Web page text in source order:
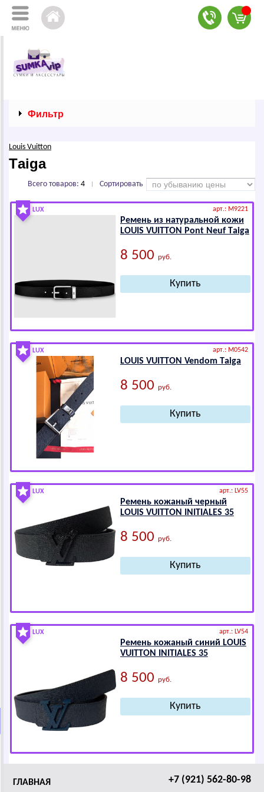
Фильтр
Louis Vuitton
Tаigа
Всего товаров: 4 Сортировать
LUX арт.: M9221
Ремень из натуральной кожи
LОUIS VUIТТОN Pоnt Nеuf Tаigа
8 500 руб.
LUX арт.: M0542
LОUIS VUIТТОN Vendom Tаigа
8 500 руб.
LUX арт.: LV55
Ремень кожаный черный
LОUIS VUIТТОN INITIАLЕS 35
8 500 руб.
LUX арт.: LV54
Ремень кожаный синий LОUIS
VUIТТОN INITIАLЕS 35
8 500 руб.
+7 (921) 562-80-98
ГЛАВНАЯ